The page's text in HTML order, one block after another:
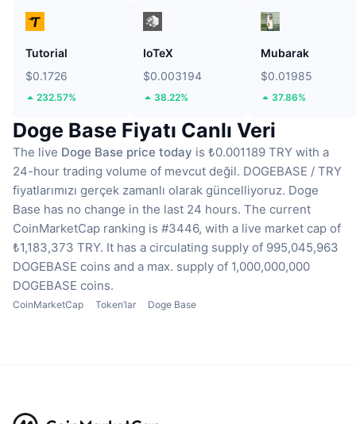
Tutorial
$0.1726
232.57%
IoTeX
$0.003194
38.22%
Mubarak
$0.01985
37.86%
Doge Base Fiyatı Canlı Veri
The live Doge Base price today is ₺0.001189 TRY with a
24-hour trading volume of mevcut değil. DOGEBASE / TRY
fiyatlarımızı gerçek zamanlı olarak güncelliyoruz. Doge
Base has no change in the last 24 hours. The current
CoinMarketCap ranking is #3446, with a live market cap of
₺1,183,373 TRY. It has a circulating supply of 995,045,963
DOGEBASE coins and a max. supply of 1,000,000,000
DOGEBASE coins.
CoinMarketCap Token’lar Doge Base